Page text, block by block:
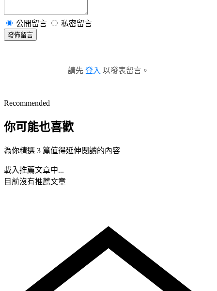
公開留言 私密留言
發佈留言
請先 登入 以發表留言。
Recommended
你可能也喜歡
為你精選 3 篇值得延伸閱讀的內容
載入推薦文章中...
目前沒有推薦文章